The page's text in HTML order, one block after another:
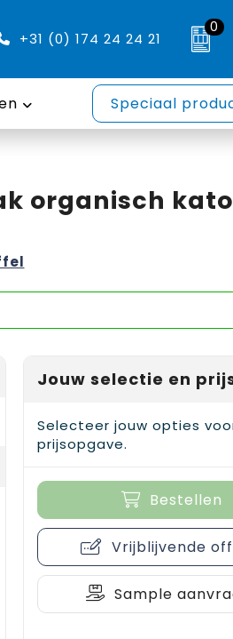
+31 (0) 174 24 24 21
0
Speciaal
organisch
Jouw selectie en
Selecteer jouw opties
prijsopgave.
Bestellen
Vrijblijvende
Sample